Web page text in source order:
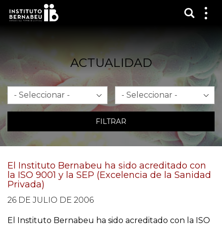
ACTUALIDAD
Mes Año
FILTRAR
El Instituto Bernabeu ha sido acreditado con
la ISO 9001 y la SEP (Excelencia de la Sanidad
Privada)
26 DE JULIO DE 2006
El Instituto Bernabeu ha sido acreditado con la ISO